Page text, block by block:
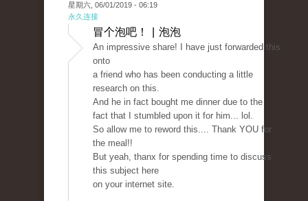
星期六, 06/01/2019 - 06:19
永久连接
冒个泡吧！ | 泡泡
An impressive share! I have just forwarded this
onto
a friend who has been conducting a little
research on this.
And he in fact bought me dinner due to the
fact that I stumbled upon it for him... lol.
So allow me to reword this.... Thank YOU for
the meal!!
But yeah, thanx for spending time to discuss
this subject here
on your internet site.